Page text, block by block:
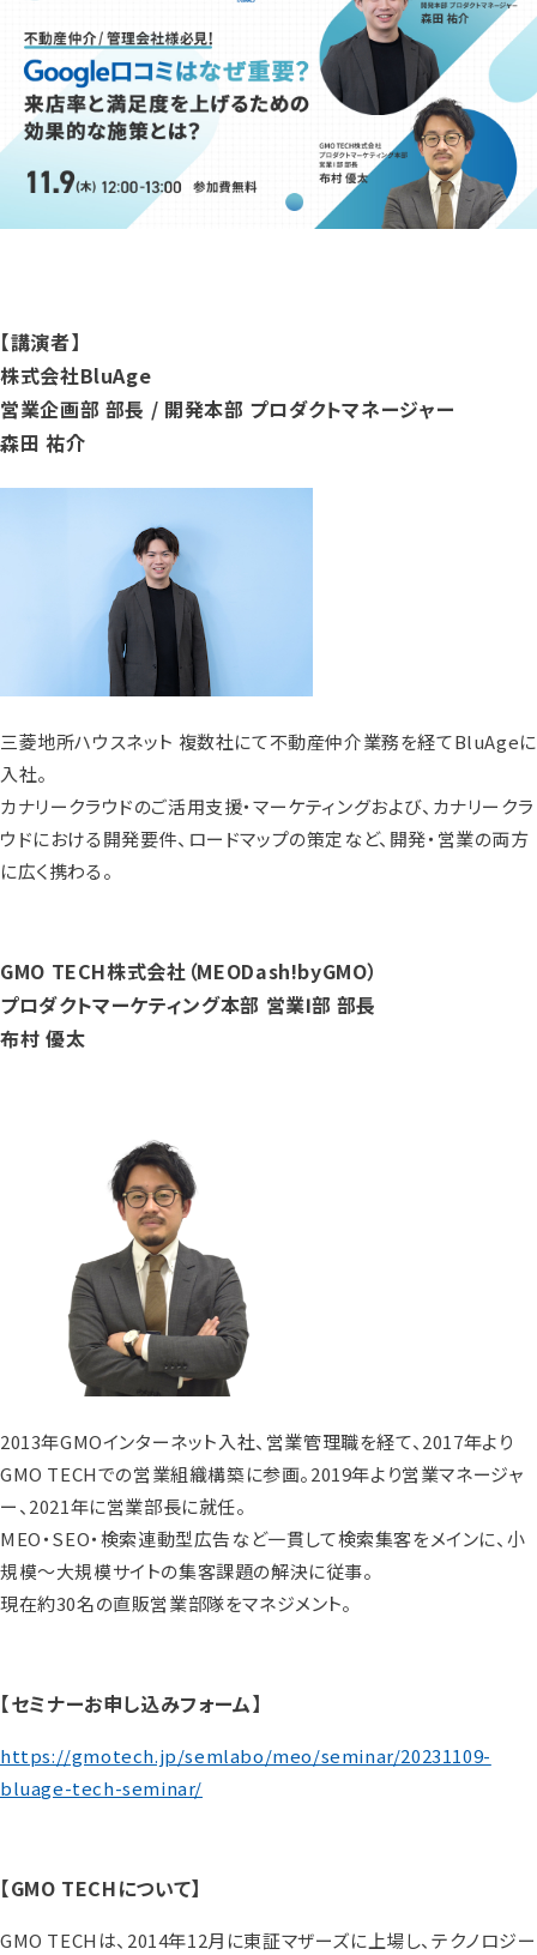
【講演者】
株式会社BluAge
営業企画部 部長 / 開発本部 プロダクトマネージャー
森田 祐介
三菱地所ハウスネット 複数社にて不動産仲介業務を経てBluAgeに
入社。
カナリークラウドのご活用支援・マーケティングおよび、カナリークラ
ウドにおける開発要件、ロードマップの策定など、開発・営業の両方
に広く携わる。
GMO TECH株式会社（MEODash!byGMO）
プロダクトマーケティング本部 営業Ⅰ部 部長
布村 優太
2013年GMOインターネット入社、営業管理職を経て、2017年より
GMO TECHでの営業組織構築に参画。2019年より営業マネージャ
ー、2021年に営業部長に就任。
MEO・SEO・検索連動型広告など一貫して検索集客をメインに、小
規模～大規模サイトの集客課題の解決に従事。
現在約30名の直販営業部隊をマネジメント。
【セミナーお申し込みフォーム】
https://gmotech.jp/semlabo/meo/seminar/20231109-
bluage-tech-seminar/
【GMO TECHについて】
GMO TECHは、2014年12月に東証マザーズに上場し、テクノロジー